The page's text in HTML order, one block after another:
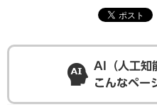
AI（人工知
こんなペー